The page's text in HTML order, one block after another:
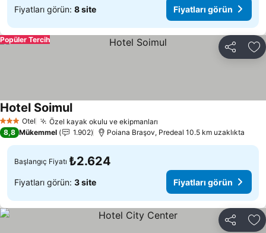
Fiyatları görün: 8 site Fiyatları görün
Paylaş
Popüler Tercih
3 YıldızOtel Özel kayak okulu ve ekipmanları
Hotel SoimulFiyatları görün
8,8 Mükemmel 1.902 Poiana Braşov, Predeal 10.5 km uzaklıkta
Başlangıç Fiyatı ₺2.624
Fiyatları görün: 3 site Fiyatları görün
Paylaş